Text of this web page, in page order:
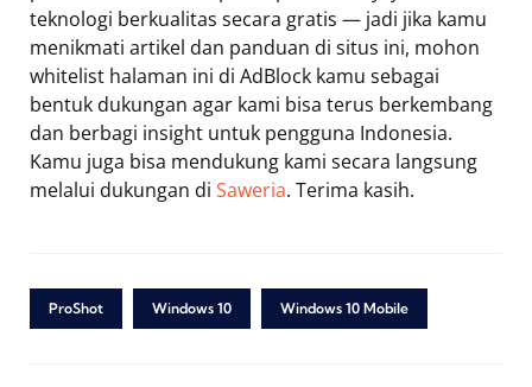
teknologi berkualitas secara gratis — jadi jika kamu
menikmati artikel dan panduan di situs ini, mohon
whitelist halaman ini di AdBlock kamu sebagai
bentuk dukungan agar kami bisa terus berkembang
dan berbagi insight untuk pengguna Indonesia.
Kamu juga bisa mendukung kami secara langsung
melalui dukungan di Saweria. Terima kasih.
ProShot Windows 10 Windows 10 Mobile